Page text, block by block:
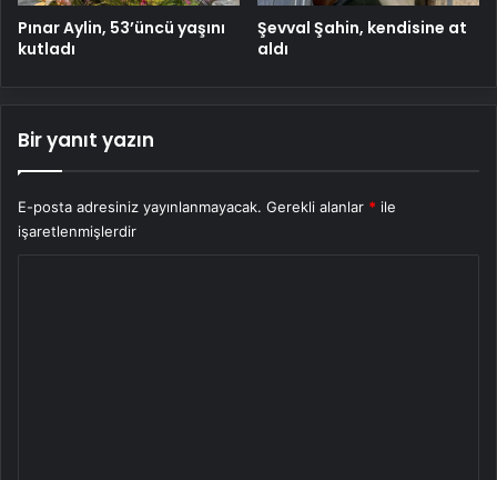
Pınar Aylin, 53’üncü yaşını
kutladı
Şevval Şahin, kendisine at
aldı
Bir yanıt yazın
E-posta adresiniz yayınlanmayacak. Gerekli alanlar * ile
işaretlenmişlerdir